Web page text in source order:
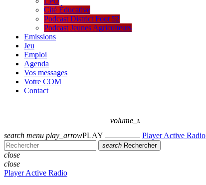
Cité Éducative
Podcast District Foot 52
Podcast Jeunes Agriculteurs
Emissions
Jeu
Emploi
Agenda
Vos messages
Votre COM
Contact
search menu play_arrowPLAY
volume_up
Player Active Radio
search Rechercher
close
close
Player Active Radio